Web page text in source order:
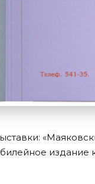
издание